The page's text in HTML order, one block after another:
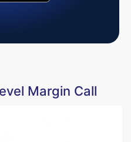
Margin Call